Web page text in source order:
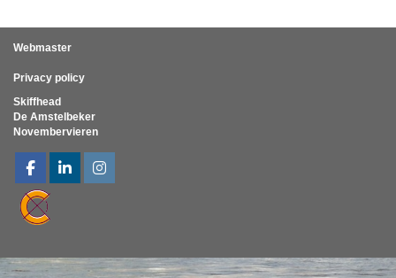
Webmaster
Privacy policy
Skiffhead
De Amstelbeker
Novembervieren